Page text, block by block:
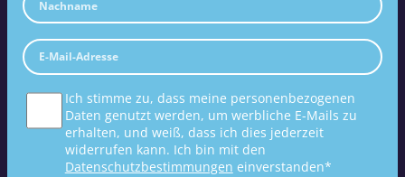
Ich stimme zu, dass meine personenbezogenen
Daten genutzt werden, um werbliche E-Mails zu
erhalten, und weiß, dass ich dies jederzeit
widerrufen kann. Ich bin mit den
Datenschutzbestimmungen einverstanden*